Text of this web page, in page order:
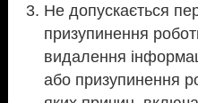
Не допускається
призупинення
видалення
або призупинення